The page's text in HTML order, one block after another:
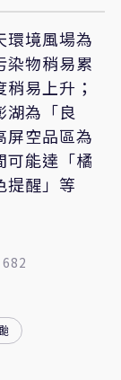
環境風場為
染物稍易累
易上升；
湖為「良
屏空品區為
可能達「橘
提醒」等